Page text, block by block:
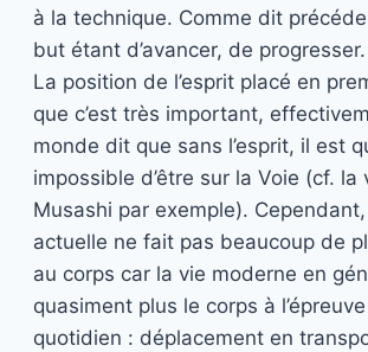
à la technique. Comme dit
but étant d’avancer, de progresser.
La position de l’esprit placé en
que c’est très important,
monde dit que sans l’esprit, il est
impossible d’être sur la Voie (cf. la
Musashi par exemple). Cependant,
actuelle ne fait pas beaucoup de
au corps car la vie moderne en
quasiment plus le corps à
quotidien : déplacement en